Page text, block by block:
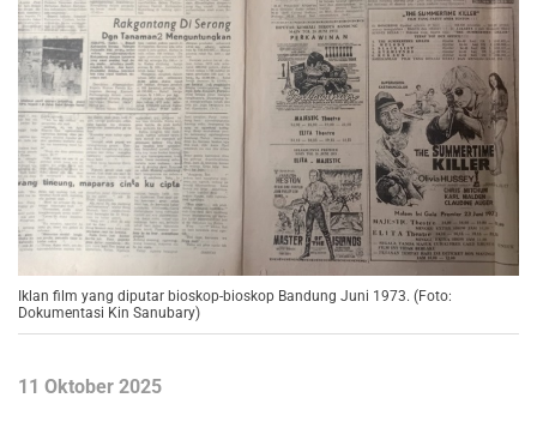
Iklan film yang diputar bioskop-bioskop Bandung Juni 1973. (Foto:
Dokumentasi Kin Sanubary)
11 Oktober 2025